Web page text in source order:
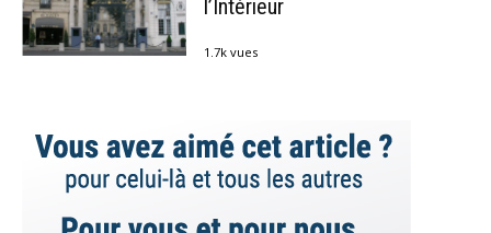
l’Intérieur
1.7k vues